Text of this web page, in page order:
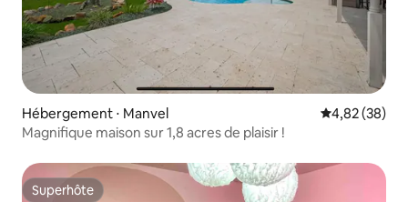
Hébergement ⋅ Manvel Évaluation
4,82 (38)
Magnifique maison sur 1,8 acres de plaisir !
Superhôte
Superhôte